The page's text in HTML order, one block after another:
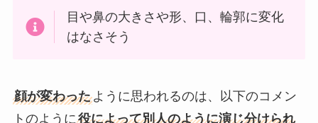
目や鼻の大きさや形、口、輪郭に変化
はなさそう
顔が変わったように思われるのは、以下のコメン
トのように役によって別人のように演じ分けられ